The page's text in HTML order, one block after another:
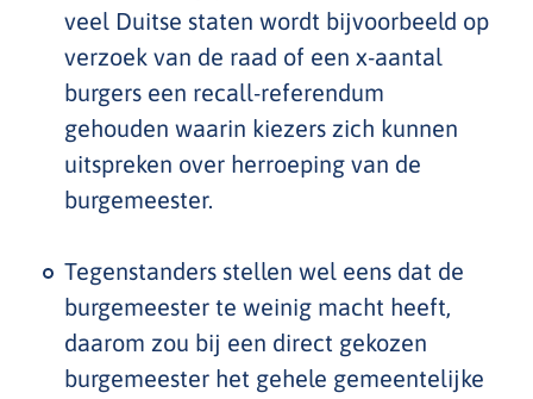
veel Duitse staten wordt bijvoorbeeld op
verzoek van de raad of een x-aantal
burgers een recall-referendum
gehouden waarin kiezers zich kunnen
uitspreken over herroeping van de
burgemeester.
Tegenstanders stellen wel eens dat de
burgemeester te weinig macht heeft,
daarom zou bij een direct gekozen
burgemeester het gehele gemeentelijke